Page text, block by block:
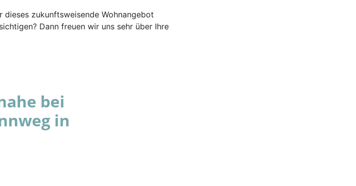
dieses zukunftsweisende Wohnangebot
Dann freuen wir uns sehr über Ihre
bei
in